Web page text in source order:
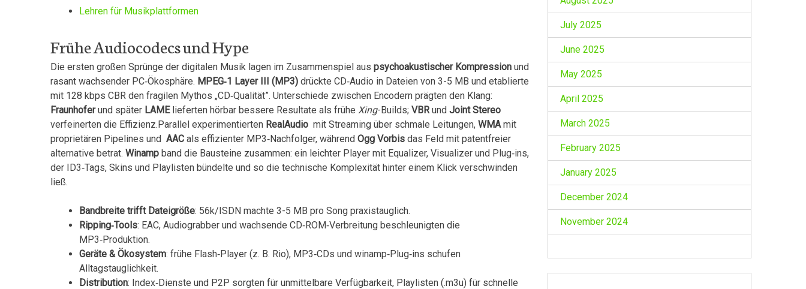
Lehren für Musikplattformen
Frühe Audiocodecs und ⁢Hype
Die⁢ ersten großen Sprünge der digitalen Musik lagen⁢ im Zusammenspiel aus psychoakustischer ‌Kompression und
‍rasant wachsender PC‑Ökosphäre.​ MPEG‑1 Layer III (MP3) ‍drückte CD‑Audio⁣ in Dateien von ‍3-5 MB und etablierte
mit 128 kbps CBR​ den fragilen Mythos „CD‑Qualität”. Unterschiede zwischen Encodern prägten ⁣den Klang:⁤
Fraunhoferund später LAMElieferten⁤ hörbar⁤ bessere Resultate als frühe Xing-Builds; VBRund Joint Stereo
verfeinerten die Effizienz.Parallel experimentierten⁤ RealAudio ‍ mit Streaming über ⁤schmale Leitungen,‍ WMA⁤mit
proprietären Pipelines ⁤und ‍ AAC ⁢als ⁢effizienter ⁤MP3‑Nachfolger, während⁣ Ogg Vorbis das Feld mit patentfreier
alternative betrat.​ Winamp band die Bausteine ‌zusammen: ein leichter Player mit ‍Equalizer, Visualizer und Plug‑ins,
der ID3‑Tags, Skins und Playlisten bündelte und so ⁢die technische⁢ Komplexität hinter einem Klick ⁢verschwinden
ließ.
Bandbreite trifft​ Dateigröße: ⁢56k/ISDN machte 3-5 ⁢MB pro Song praxistauglich.
Ripping‑Tools: EAC, Audiograbber und wachsende CD‑ROM‑Verbreitung beschleunigten die
MP3‑Produktion.
Geräte & Ökosystem: frühe Flash‑Player (z. B. Rio), MP3‑CDs und winamp‑Plug‑ins schufen
Alltagstauglichkeit.
Distribution: Index‑Dienste und ⁤P2P sorgten für unmittelbare ​Verfügbarkeit, Playlisten (.m3u) für schnelle
July 2025
June 2025
May 2025
April 2025
March 2025
February 2025
January 2025
December 2024
November 2024